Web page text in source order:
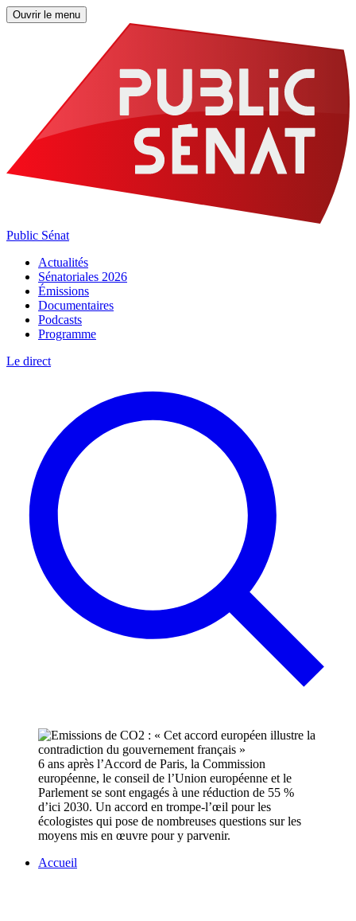
Ouvrir le menu
Public Sénat
Actualités
Sénatoriales 2026
Émissions
Documentaires
Podcasts
Programme
Le direct
6 ans après l’Accord de Paris, la Commission
européenne, le conseil de l’Union européenne et le
Parlement se sont engagés à une réduction de 55 %
d’ici 2030. Un accord en trompe-l’œil pour les
écologistes qui pose de nombreuses questions sur les
moyens mis en œuvre pour y parvenir.
Accueil